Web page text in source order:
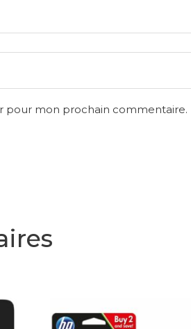
pour mon prochain commentaire.